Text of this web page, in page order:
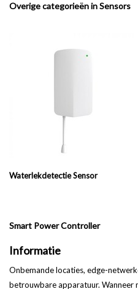
Overige categorieën in Sensors
Waterlekdetectie Sensor
Smart Power Controller
Informatie
Onbemande locaties, edge-
betrouwbare apparatuur.